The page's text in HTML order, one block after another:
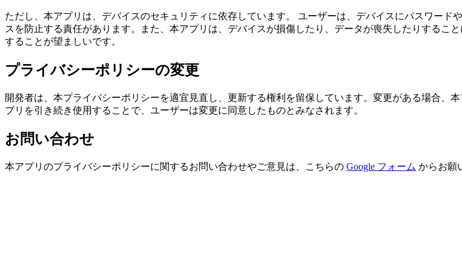
ただし、本アプリは、デバイスのセキュリティに依存しています。 ユーザーは、デバイスにパスワー
スを防止する責任があります。また、本アプリは、デバイスが損傷したり、データが喪失したりするこ
することが望ましいです。
プライバシーポリシーの変更
開発者は、本プライバシーポリシーを適宜見直し、更新する権利を留保しています。変更がある場合、
プリを引き続き使用することで、ユーザーは変更に同意したものとみなされます。
お問い合わせ
本アプリのプライバシーポリシーに関するお問い合わせやご意見は、こちらの Google フォーム からお願